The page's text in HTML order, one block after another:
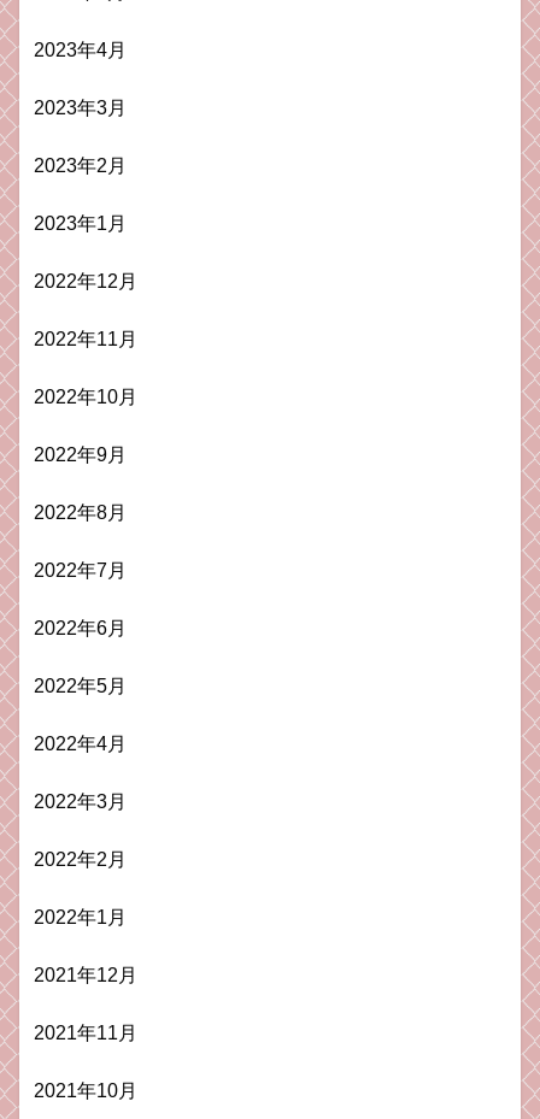
2023年4月
2023年3月
2023年2月
2023年1月
2022年12月
2022年11月
2022年10月
2022年9月
2022年8月
2022年7月
2022年6月
2022年5月
2022年4月
2022年3月
2022年2月
2022年1月
2021年12月
2021年11月
2021年10月